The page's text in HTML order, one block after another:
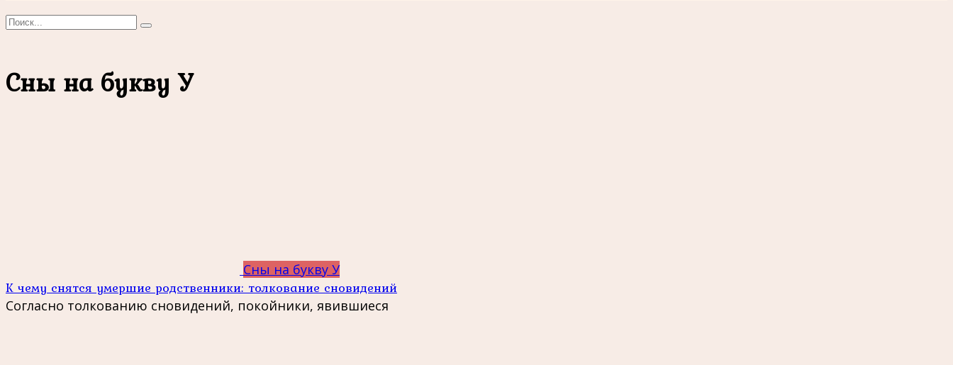
Search
Сны на букву У
Сны на букву У
К чему снятся умершие родственники: толкование сновидений
Согласно толкованию сновидений, покойники, явившиеся